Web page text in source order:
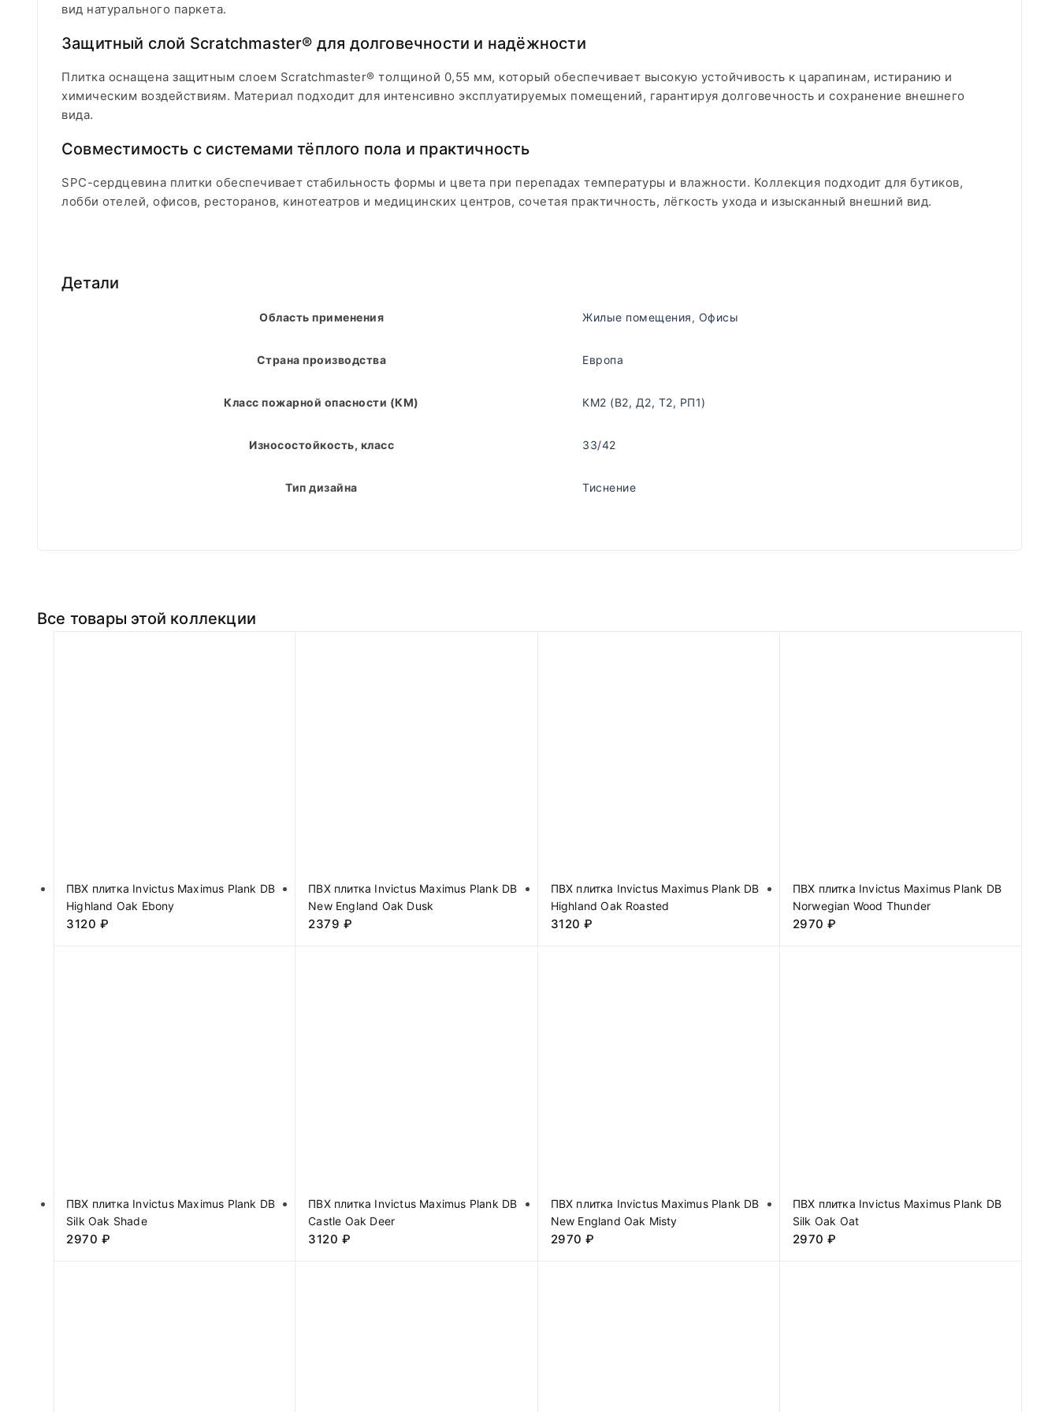
вид натурального паркета.
Защитный слой Scratchmaster® для долговечности и надёжности
Плитка оснащена защитным слоем Scratchmaster® толщиной 0,55 мм, который обеспечивает высокую устойчивость к царапинам, истиранию и
химическим воздействиям. Материал подходит для интенсивно эксплуатируемых помещений, гарантируя долговечность и сохранение внешнего
вида.
Совместимость с системами тёплого пола и практичность
SPC-сердцевина плитки обеспечивает стабильность формы и цвета при перепадах температуры и влажности. Коллекция подходит для бутиков,
лобби отелей, офисов, ресторанов, кинотеатров и медицинских центров, сочетая практичность, лёгкость ухода и изысканный внешний вид.
Детали
Область применения Жилые помещения, Офисы
Страна производства Европа
Класс пожарной опасности (КМ) КМ2 (В2, Д2, Т2, РП1)
Износостойкость, класс 33/42
Тип дизайна Тиснение
Все товары этой коллекции
ПВХ плитка Invictus Maximus Plank DB
Highland Oak Ebony
3120 ₽
ПВХ плитка Invictus Maximus Plank DB
New England Oak Dusk
2379 ₽
ПВХ плитка Invictus Maximus Plank DB
Highland Oak Roasted
3120 ₽
ПВХ плитка Invictus Maximus Plank DB
Norwegian Wood Thunder
2970₽
ПВХ плитка Invictus Maximus Plank DB
Silk Oak Shade
2970 ₽
ПВХ плитка Invictus Maximus Plank DB
Castle Oak Deer
3120 ₽
ПВХ плитка Invictus Maximus Plank DB
New England Oak Misty
2970 ₽
ПВХ плитка Invictus Maximus Plank DB
Silk Oak Oat
2970₽